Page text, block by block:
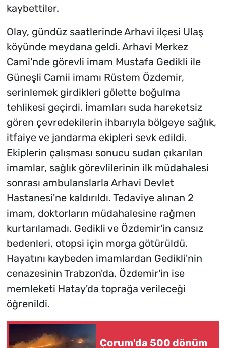
kaybettiler.
Olay, gündüz saatlerinde Arhavi ilçesi Ulaş
köyünde meydana geldi. Arhavi Merkez
Cami'nde görevli imam Mustafa Gedikli ile
Güneşli Camii imamı Rüstem Özdemir,
serinlemek girdikleri gölette boğulma
tehlikesi geçirdi. İmamları suda hareketsiz
gören çevredekilerin ihbarıyla bölgeye sağlık,
itfaiye ve jandarma ekipleri sevk edildi.
Ekiplerin çalışması sonucu sudan çıkarılan
imamlar, sağlık görevlilerinin ilk müdahalesi
sonrası ambulanslarla Arhavi Devlet
Hastanesi'ne kaldırıldı. Tedaviye alınan 2
imam, doktorların müdahalesine rağmen
kurtarılamadı. Gedikli ve Özdemir'in cansız
bedenleri, otopsi için morga götürüldü.
Hayatını kaybeden imamlardan Gedikli'nin
cenazesinin Trabzon'da, Özdemir'in ise
memleketi Hatay'da toprağa verileceği
öğrenildi.
Çorum'da 500 dönüm